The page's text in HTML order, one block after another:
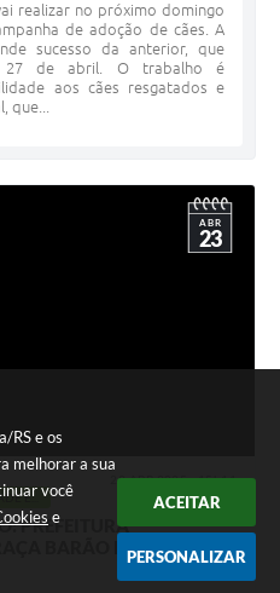
RS e os
melhorar a sua
você
e
ACEITAR
PERSONALIZAR
realizar no próximo domingo
de adoção de cães. A
sucesso da anterior, que
27 de abril. O trabalho é
aos cães resgatados e
que...
23 ABR 2025 - 15h11
ABR
23
E...
PREFEITURA
BARÃO DO RIO